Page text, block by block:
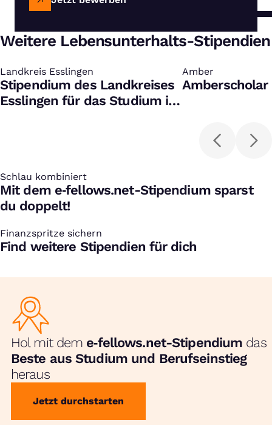
Weitere Lebensunterhalts-Stipendien
Landkreis Esslingen
:
Stipendium des Landkreises
Esslingen für das Studium in
Amber
:
Amberscholar
Schlau kombiniert
:
Mit dem e‑fellows.net-Stipendium sparst
du doppelt!
Finanzspritze sichern
:
Find weitere Stipendien für dich
Hol mit dem e‑fellows.net-Stipendium das
Beste aus Studium und Berufseinstieg
heraus
Jetzt durchstarten